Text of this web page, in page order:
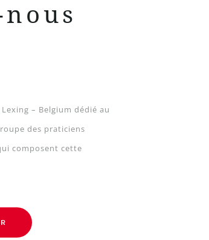
– Belgium dédié au
des praticiens
composent cette